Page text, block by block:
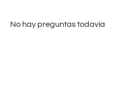
No hay preguntas todavía